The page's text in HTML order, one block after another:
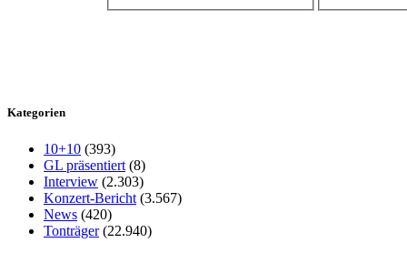
Kategorien
10+10 (393)
GL präsentiert (8)
Interview (2.303)
Konzert-Bericht (3.567)
News (420)
Tonträger(22.940)